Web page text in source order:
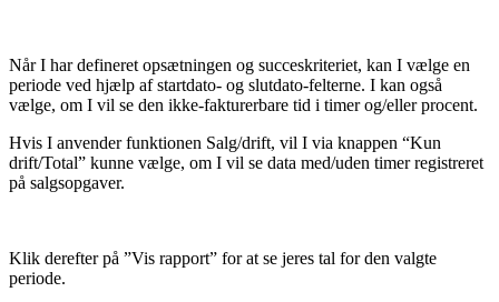
Når I har defineret opsætningen og succeskriteriet, kan I vælge en
periode ved hjælp af startdato- og slutdato-felterne. I kan også
vælge, om I vil se den ikke-fakturerbare tid i timer og/eller procent.
Hvis I anvender funktionen Salg/drift, vil I via knappen “Kun
drift/Total” kunne vælge, om I vil se data med/uden timer registreret
på salgsopgaver.
Klik derefter på ”Vis rapport” for at se jeres tal for den valgte
periode.